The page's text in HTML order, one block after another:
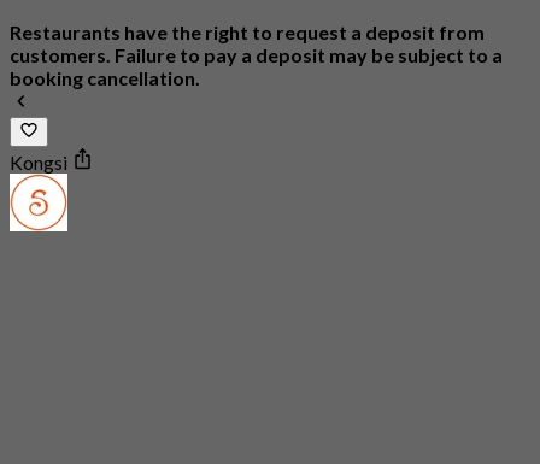
Restaurants have the right to request a deposit from
customers. Failure to pay a deposit may be subject to a
booking cancellation.
Kongsi